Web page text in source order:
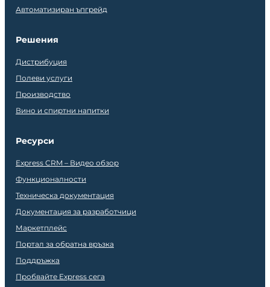
Автоматизиран ъпгрейд
Решения
Дистрибуция
Полеви услуги
Производство
Вино и спиртни напитки
Ресурси
Express CRM – Видео обзор
Функционалности
Техническа документация
Документация за разработчици
Маркетплейс
Портал за обратна връзка
Поддръжка
Пробвайте Express сега